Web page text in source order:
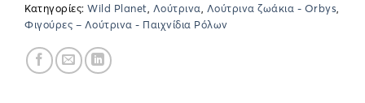
Κατηγορίες: Wild Planet Λούτρινα Λούτρινα ζωάκια - Orbys
Φιγούρες – Λούτρινα - Παιχνίδια Ρόλων